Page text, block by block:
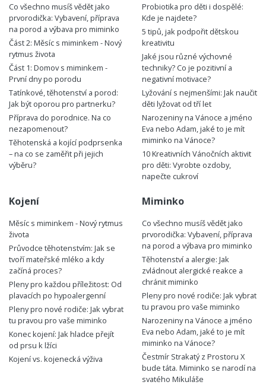
Co všechno musíš vědět jako
prvorodička: Vybavení, příprava
na porod a výbava pro miminko
Část 2: Měsíc s miminkem - Nový
rytmus života
Část 1: Domov s miminkem -
První dny po porodu
Tatínkové, těhotenství a porod:
Jak být oporou pro partnerku?
Příprava do porodnice. Na co
nezapomenout?
Těhotenská a kojící podprsenka
– na co se zaměřit při jejich
výběru?
Probiotika pro děti i dospělé:
Kde je najdete?
5 tipů, jak podpořit dětskou
kreativitu
Jaké jsou různé výchovné
techniky? Co je pozitivní a
negativní motivace?
Lyžování s nejmenšími: Jak naučit
děti lyžovat od tří let
Narozeniny na Vánoce a jméno
Eva nebo Adam, jaké to je mít
miminko na Vánoce?
10 Kreativních Vánočních aktivit
pro děti: Vyrobte ozdoby,
napečte cukroví
Kojení
Měsíc s miminkem - Nový rytmus
života
Průvodce těhotenstvím: Jak se
tvoří mateřské mléko a kdy
začíná proces?
Pleny pro každou příležitost: Od
plavacích po hypoalergenní
Pleny pro nové rodiče: Jak vybrat
tu pravou pro vaše miminko
Konec kojení: Jak hladce přejít
od prsu k lžíci
Kojení vs. kojenecká výživa
Miminko
Co všechno musíš vědět jako
prvorodička: Vybavení, příprava
na porod a výbava pro miminko
Těhotenství a alergie: Jak
zvládnout alergické reakce a
chránit miminko
Pleny pro nové rodiče: Jak vybrat
tu pravou pro vaše miminko
Narozeniny na Vánoce a jméno
Eva nebo Adam, jaké to je mít
miminko na Vánoce?
Čestmír Strakatý z Prostoru X
bude táta. Miminko se narodí na
svatého Mikuláše